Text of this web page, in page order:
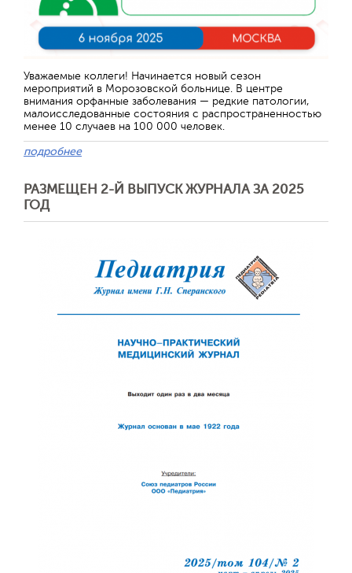
Уважаемые коллеги! Начинается новый сезон
мероприятий в Морозовской больнице. В центре
внимания орфанные заболевания — редкие патологии,
малоисследованные состояния с распространенностью
менее 10 случаев на 100 000 человек.
подробнее
РАЗМЕЩЕН 2-Й ВЫПУСК ЖУРНАЛА ЗА 2025
ГОД